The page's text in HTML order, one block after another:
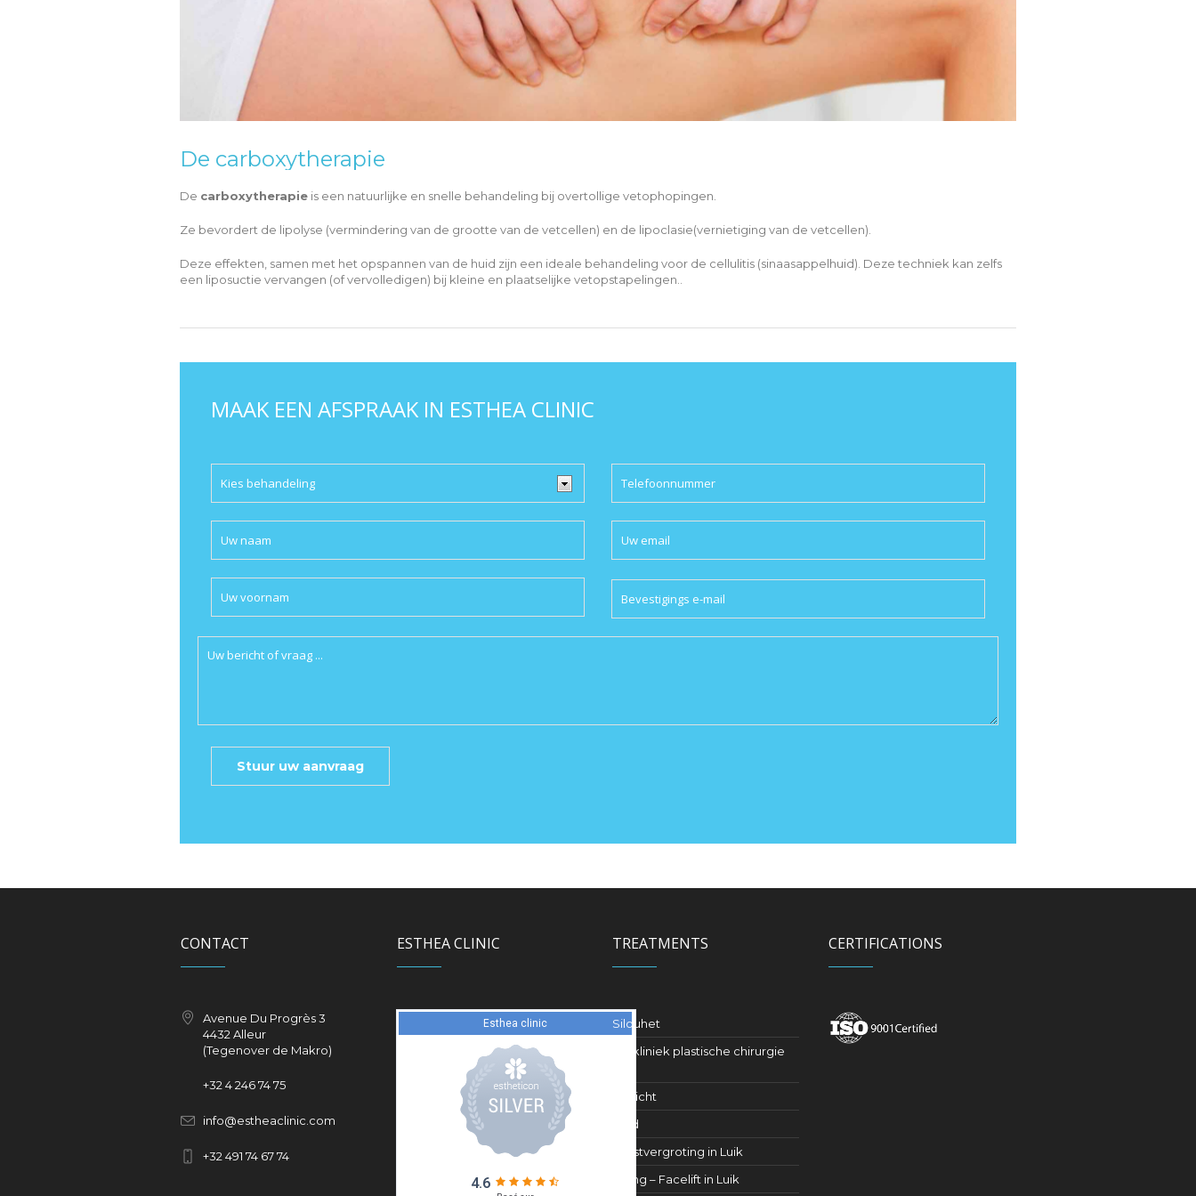
De carboxytherapie
De carboxytherapie is een natuurlijke en snelle behandeling bij overtollige vetophopingen.
Ze bevordert de lipolyse (vermindering van de grootte van de vetcellen) en de lipoclasie(vernietiging van de vetcellen).
Deze effekten, samen met het opspannen van de huid zijn een ideale behandeling voor de cellulitis (sinaasappelhuid). Deze techniek kan zelfs
een liposuctie vervangen (of vervolledigen) bij kleine en plaatselijke vetopstapelingen..
MAAK EEN AFSPRAAK IN ESTHEA CLINIC
leave
this
field
CONTACT
Avenue Du Progrès 3
4432 Alleur
(Tegenover de Makro)
+32 4 246 74 75
info@estheaclinic.com
+32 491 74 67 74
ESTHEA CLINIC TREATMENTS
Silouhet
De kliniek plastische chirurgie
Gezicht
Huid
Borstvergroting in Luik
Lifting – Facelift in Luik
CERTIFICATIONS